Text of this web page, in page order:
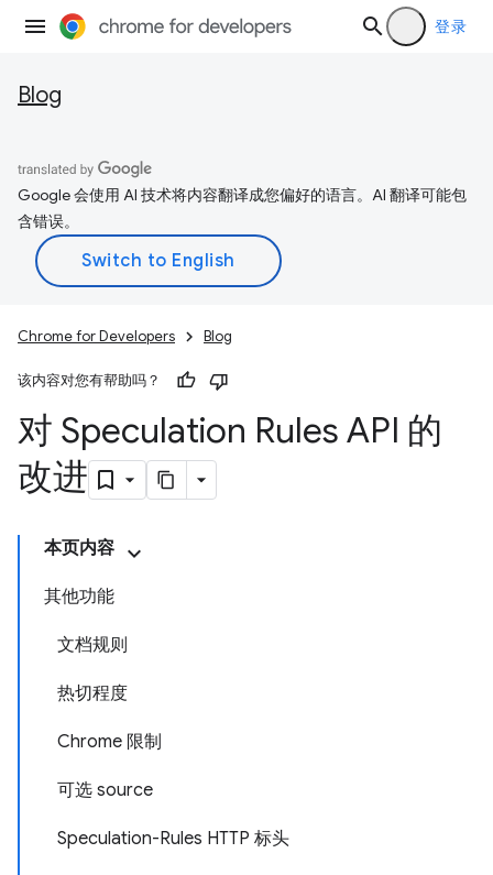
登录
Blog
Google 会使用 AI 技术将内容翻译成您偏好的语言。AI 翻译可能包
含错误。
Chrome for Developers Blog
该内容对您有帮助吗？
对 Speculation Rules API 的
改进
本页内容
其他功能
文档规则
热切程度
Chrome 限制
可选 source
Speculation-Rules HTTP 标头